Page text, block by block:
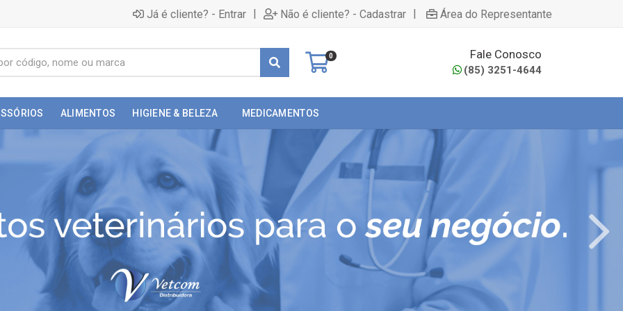
Já é cliente? - Entrar | Não é cliente? - Cadastrar | Área do Representante
0 Fale Conosco
(85) 3251-4644
ALIMENTOS HIGIENE & BELEZA MEDICAMENTOS